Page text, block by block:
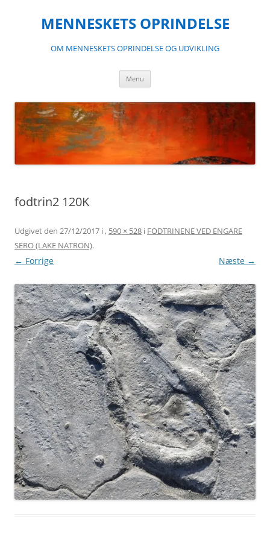
indholdMENNESKETS OPRINDELSE
OM MENNESKETS OPRINDELSE OG UDVIKLING
Menu
fodtrin2 120K
Udgivet den 27/12/2017 i, 590 × 528 i FODTRINENE VED ENGARE
SERO (LAKE NATRON).
← Forrige Næste →